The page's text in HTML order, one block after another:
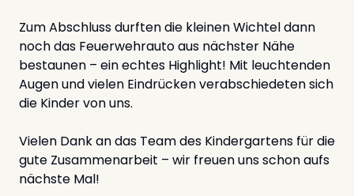
Zum Abschluss durften die kleinen Wichtel dann
noch das Feuerwehrauto aus nächster Nähe
bestaunen – ein echtes Highlight! Mit leuchtenden
Augen und vielen Eindrücken verabschiedeten sich
die Kinder von uns.
Vielen Dank an das Team des Kindergartens für die
gute Zusammenarbeit – wir freuen uns schon aufs
nächste Mal!